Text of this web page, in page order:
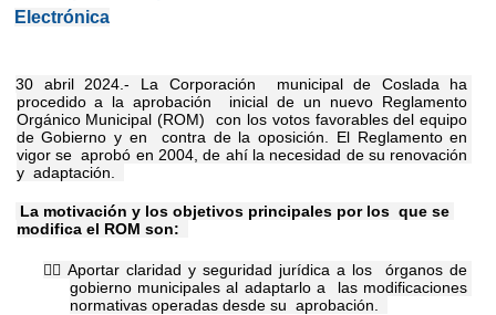
Electrónica
30 abril 2024.- La Corporación  municipal de Coslada ha
procedido a la aprobación  inicial de un nuevo Reglamento
Orgánico Municipal (ROM)  con los votos favorables del equipo
de Gobierno y en  contra de la oposición. El Reglamento en
vigor se  aprobó en 2004, de ahí la necesidad de su renovación
y  adaptación.
La motivación y los objetivos principales por los  que se
modifica el ROM son:
 Aportar claridad y seguridad jurídica a los  órganos de
gobierno municipales al adaptarlo a  las modificaciones
normativas operadas desde su  aprobación.